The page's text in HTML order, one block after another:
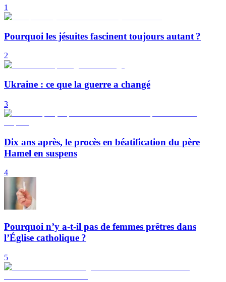
1
Pourquoi les jésuites fascinent toujours autant ?
2
Ukraine : ce que la guerre a changé
3
Dix ans après, le procès en béatification du père
Hamel en suspens
4
Pourquoi n’y a-t-il pas de femmes prêtres dans
l’Église catholique ?
5